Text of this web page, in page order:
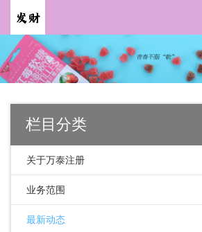
栏目分类
关于万泰注册
业务范围
最新动态